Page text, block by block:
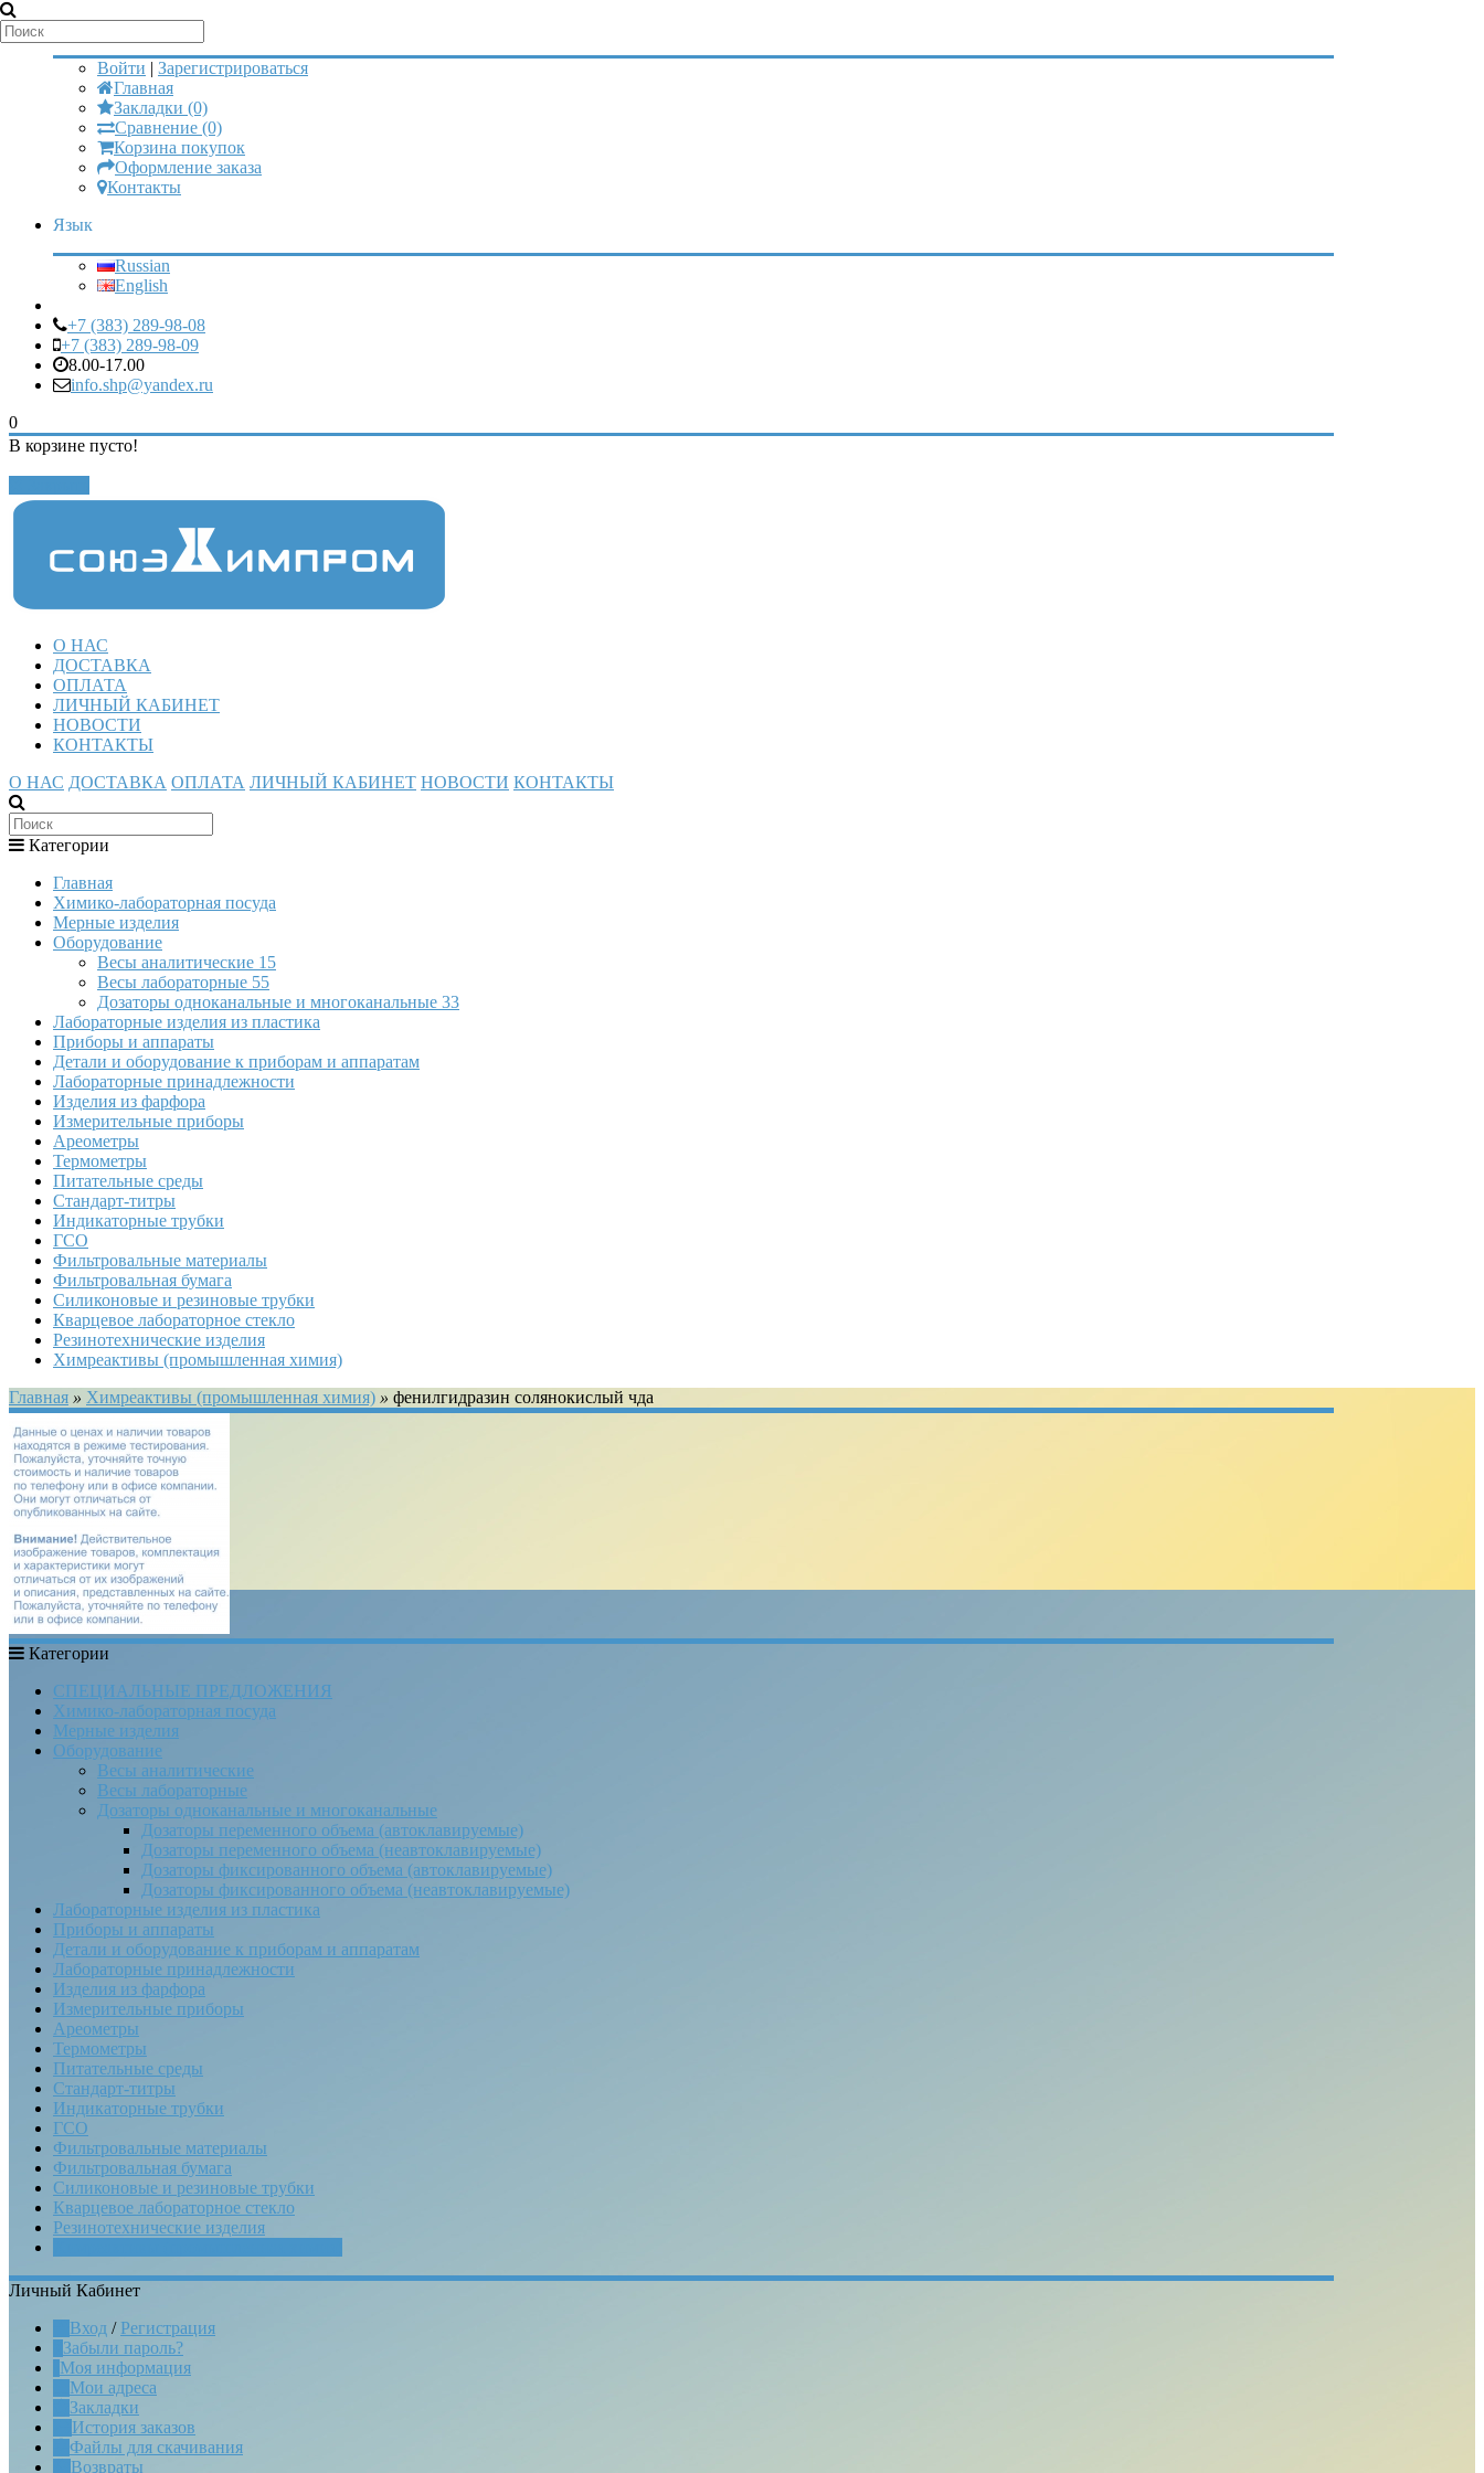
Мой аккаунт
Войти | Зарегистрироваться
Главная
Закладки (0)
Сравнение (0)
Корзина покупок
Оформление заказа
Контакты
Язык
Russian
English
+7 (383) 289-98-08
+7 (383) 289-98-09
8.00-17.00
info.shp@yandex.ru
0
В корзине пусто!
О НАС
ДОСТАВКА
ОПЛАТА
ЛИЧНЫЙ КАБИНЕТ
НОВОСТИ
КОНТАКТЫ
О НАС ДОСТАВКА ОПЛАТА ЛИЧНЫЙ КАБИНЕТ НОВОСТИ КОНТАКТЫ
Категории
Главная
Химико-лабораторная посуда
Мерные изделия
Оборудование
Весы аналитические 15
Весы лабораторные 55
Дозаторы одноканальные и многоканальные 33
Лабораторные изделия из пластика
Приборы и аппараты
Детали и оборудование к приборам и аппаратам
Лабораторные принадлежности
Изделия из фарфора
Измерительные приборы
Ареометры
Термометры
Питательные среды
Стандарт-титры
Индикаторные трубки
ГСО
Фильтровальные материалы
Фильтровальная бумага
Силиконовые и резиновые трубки
Кварцевое лабораторное стекло
Резинотехнические изделия
Химреактивы (промышленная химия)
Главная » Химреактивы (промышленная химия) » фенилгидразин солянокислый чда
Категории
СПЕЦИАЛЬНЫЕ ПРЕДЛОЖЕНИЯ
Химико-лабораторная посуда
Мерные изделия
Оборудование
Весы аналитические
Весы лабораторные
Дозаторы одноканальные и многоканальные
Дозаторы переменного объема (автоклавируемые)
Дозаторы переменного объема (неавтоклавируемые)
Дозаторы фиксированного объема (автоклавируемые)
Дозаторы фиксированного объема (неавтоклавируемые)
Лабораторные изделия из пластика
Приборы и аппараты
Детали и оборудование к приборам и аппаратам
Лабораторные принадлежности
Изделия из фарфора
Измерительные приборы
Ареометры
Термометры
Питательные среды
Стандарт-титры
Индикаторные трубки
ГСО
Фильтровальные материалы
Фильтровальная бумага
Силиконовые и резиновые трубки
Кварцевое лабораторное стекло
Резинотехнические изделия
Личный Кабинет
Вход / Регистрация
Забыли пароль?
Моя информация
Мои адреса
Закладки
История заказов
Файлы для скачивания
Возвраты